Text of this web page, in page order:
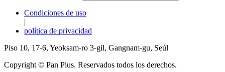
Condiciones de uso
|
política de privacidad
Piso 10, 17-6, Yeoksam-ro 3-gil, Gangnam-gu, Seúl
Copyright © Pan Plus. Reservados todos los derechos.